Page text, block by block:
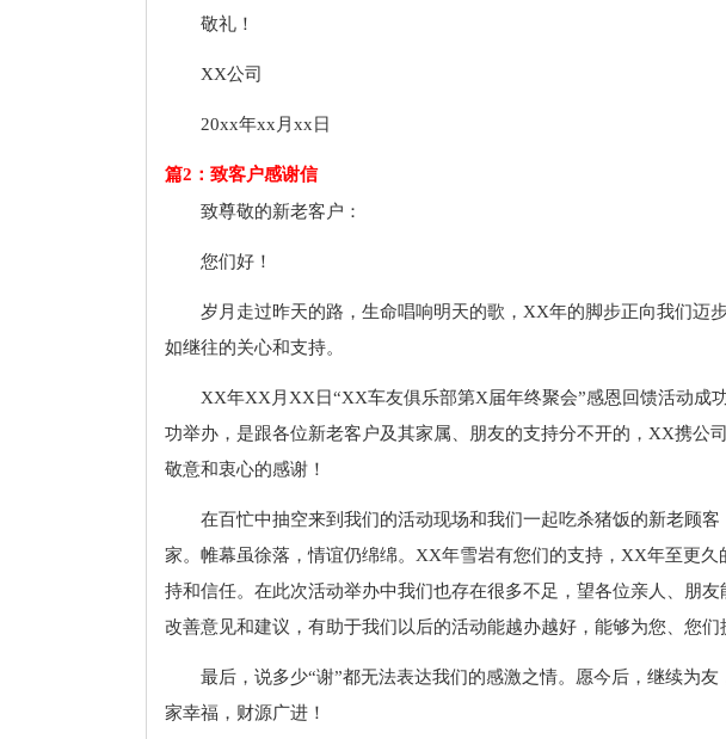
敬礼！
XX公司
20xx年xx月xx日
篇2：致客户感谢信
致尊敬的新老客户：
您们好！
岁月走过昨天的路，生命唱响明天的歌，XX年的脚步正向我们迈
如继往的关心和支持。
XX年XX月XX日“XX车友俱乐部第X届年终聚会”感恩回馈活动成
功举办，是跟各位新老客户及其家属、朋友的支持分不开的，XX携公
敬意和衷心的感谢！
在百忙中抽空来到我们的活动现场和我们一起吃杀猪饭的新老顾
家。帷幕虽徐落，情谊仍绵绵。XX年雪岩有您们的支持，XX年至更
持和信任。在此次活动举办中我们也存在很多不足，望各位亲人、朋
改善意见和建议，有助于我们以后的活动能越办越好，能够为您、您们
最后，说多少“谢”都无法表达我们的感激之情。愿今后，继续为
家幸福，财源广进！